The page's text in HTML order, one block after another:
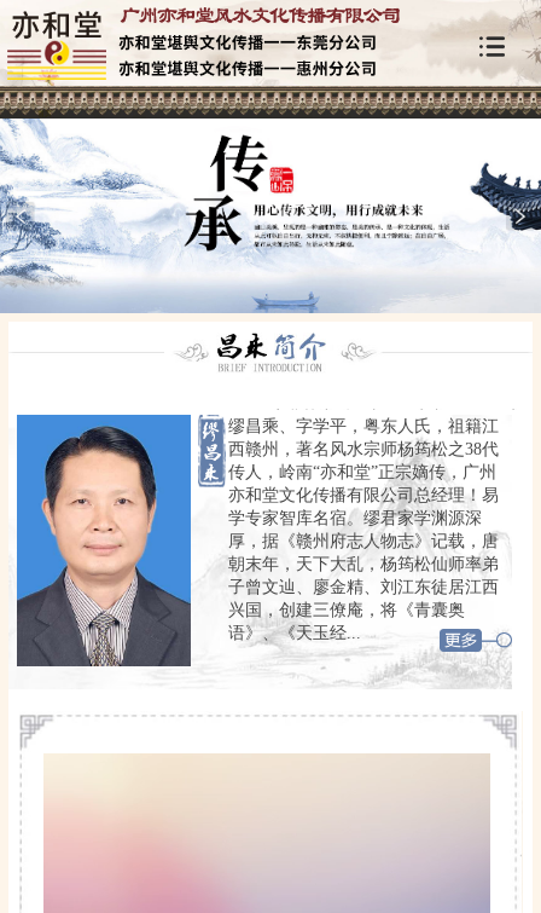
缪昌乘、字学平，粤东人氏，祖籍江
西赣州，著名风水宗师杨筠松之38代
传人，岭南“亦和堂”正宗嫡传，广州
亦和堂文化传播有限公司总经理！易
学专家智库名宿。缪君家学渊源深
厚，据《赣州府志人物志》记载，唐
朝末年，天下大乱，杨筠松仙师率弟
子曾文辿、廖金精、刘江东徒居江西
兴国，创建三僚庵，将《青囊奥
语》、《天玉经...